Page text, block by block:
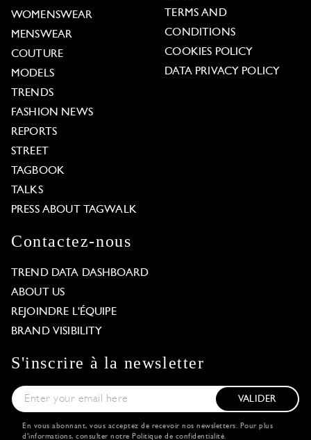
WOMENSWEAR
MENSWEAR
COUTURE
MODELS
TRENDS
FASHION NEWS
REPORTS
STREET
TAGBOOK
TALKS
PRESS ABOUT TAGWALK
TERMS AND
CONDITIONS
COOKIES POLICY
DATA PRIVACY POLICY
Contactez-nous
TREND DATA DASHBOARD
ABOUT US
REJOINDRE L'ÉQUIPE
BRAND VISIBILITY
S'inscrire à la newsletter
VALIDER
En vous abonnant, vous acceptez de recevoir nos newsletters. Pour plus
d'informations, consulter notre Politique de confidentialité.